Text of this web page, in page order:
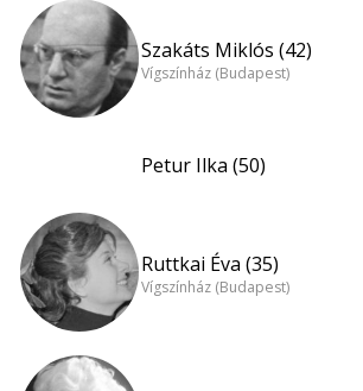
Szakáts Miklós (42)
Vígszínház (Budapest)
Petur Ilka (50)
Ruttkai Éva (35)
Vígszínház (Budapest)